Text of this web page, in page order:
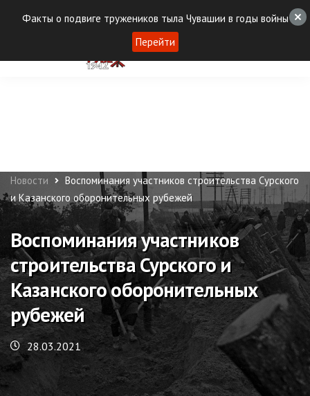
Новости
Воспоминания участников строительства Сурского
и Казанского оборонительных рубежей
Воспоминания участников
строительства Сурского и
Казанского оборонительных
рубежей
28.03.2021
Факты о подвиге тружеников тыла Чувашии в годы войны
Перейти